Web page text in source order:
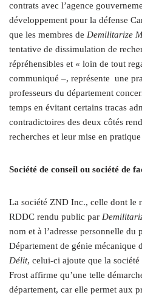
contrats avec l’agence
développement pour la défense
que les membres de Demilitarize
tentative de dissimulation de
répréhensibles et « loin de tout
communiqué –, représente une
professeurs du département
temps en évitant certains tracas
contradictoires des deux côtés
recherches et leur mise en
Société de conseil ou société de
La société ZND Inc., celle dont le
RDDC rendu public par
nom et à l’adresse personnelle du
Département de génie mécanique
Délit, celui-ci ajoute que la
Frost affirme qu’une telle
département, car elle permet aux